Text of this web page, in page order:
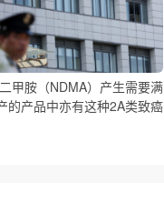
甲胺（NDMA）产生需要满
的产品中亦有这种2A类致癌